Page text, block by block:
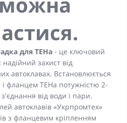
для ТЕНа - це ключовий
захист від
автоклавах. Встановлюється
і фланцем ТЕНа потужністю 2-
від води і пари.
автоклавів «Укрпромтех»
з фланцевим кріпленням